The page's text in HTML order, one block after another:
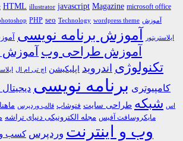
HTML illustrator javascript Magazine microsoft office
PHP seo Technology wordpress theme آموزش
ایلاستریتور آموزش برنامه نویسی
آموزش طراحی وب آموزش
تکنولوژی اندروید اپلیکیشن اچ تی ام ال
کامپیوتری برنامه نویسی
اس شبکه طراحی سایت فتوشاپ قالب وردپرس
مایکروسافت آفیس مجله الکترونیکی دنیای تراشه
وب و اینترنت وردپرس کسب و